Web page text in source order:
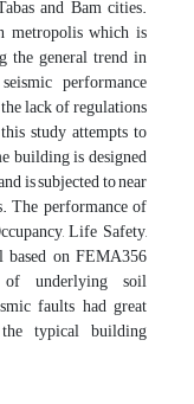
and Bam cities.
metropolis which is
the general trend in
performance
lack of regulations
study attempts to
building is designed
is subjected to near
The performance of
Life Safety,
based on FEMA356
of underlying soil
faults had great
typical building